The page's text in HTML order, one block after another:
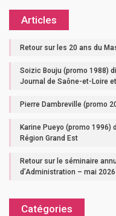
Articles
Retour sur les 20 ans du
Soizic Bouju (promo 1988)
Journal de Saône-et-Loire
Pierre Dambreville (promo
Karine Pueyo (promo
Région Grand Est
Retour sur le séminaire
d’Administration – mai 2026
Catégories